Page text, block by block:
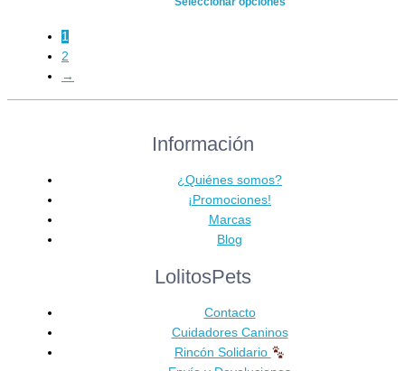
1
2
→
Información
¿Quiénes somos?
¡Promociones!
Marcas
Blog
LolitosPets
Contacto
Cuidadores Caninos
Rincón Solidario